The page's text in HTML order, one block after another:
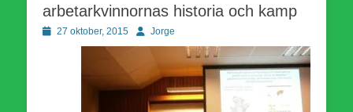
arbetarkvinnornas historia och kamp
Publicerad
27 oktober, 2015 Författare
Jorge